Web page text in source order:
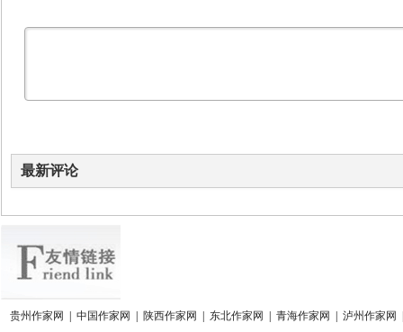
最新评论
贵州作家网 | 中国作家网 | 陕西作家网 | 东北作家网 | 青海作家网 | 泸州作家网